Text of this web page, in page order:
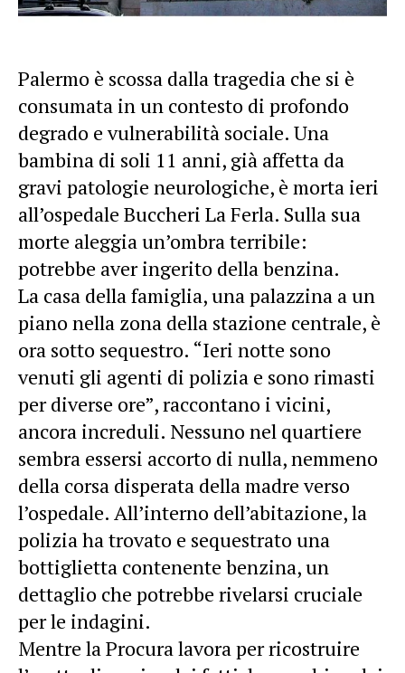
Palermo è scossa dalla tragedia che si è
consumata in un contesto di profondo
degrado e vulnerabilità sociale. Una
bambina di soli 11 anni, già affetta da
gravi patologie neurologiche, è morta ieri
all’ospedale Buccheri La Ferla. Sulla sua
morte aleggia un’ombra terribile:
potrebbe aver ingerito della benzina.
La casa della famiglia, una palazzina a un
piano nella zona della stazione centrale, è
ora sotto sequestro. “Ieri notte sono
venuti gli agenti di polizia e sono rimasti
per diverse ore”, raccontano i vicini,
ancora increduli. Nessuno nel quartiere
sembra essersi accorto di nulla, nemmeno
della corsa disperata della madre verso
l’ospedale. All’interno dell’abitazione, la
polizia ha trovato e sequestrato una
bottiglietta contenente benzina, un
dettaglio che potrebbe rivelarsi cruciale
per le indagini.
Mentre la Procura lavora per ricostruire